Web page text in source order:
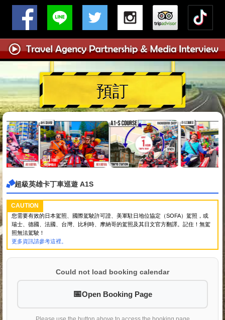
預訂
超級英雄卡丁車巡遊 A1S
CAUTION
您需要有效的日本駕照、國際駕駛許可證、美軍駐日地位協定（SOFA）駕照，或
瑞士、德國、法國、台灣、比利時、摩納哥的駕照及其日文官方翻譯。記住！無駕
照無法駕駛！
更多資訊請參考這裡。
Could not load booking calendar
Open Booking Page